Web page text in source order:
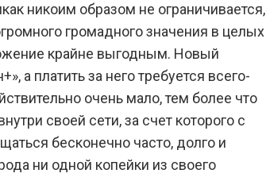
никоим образом не ограничивается,
громадного значения в целых
крайне выгодным. Новый
а платить за него требуется всего-
очень мало, тем более что
своей сети, за счет которого с
бесконечно часто, долго и
ни одной копейки из своего